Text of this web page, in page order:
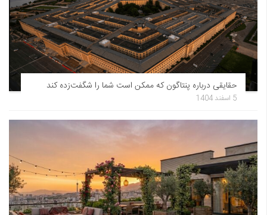
حقایقی درباره پنتاگون که ممکن است شما را شگفت‌زده کند
5 اسفند 1404